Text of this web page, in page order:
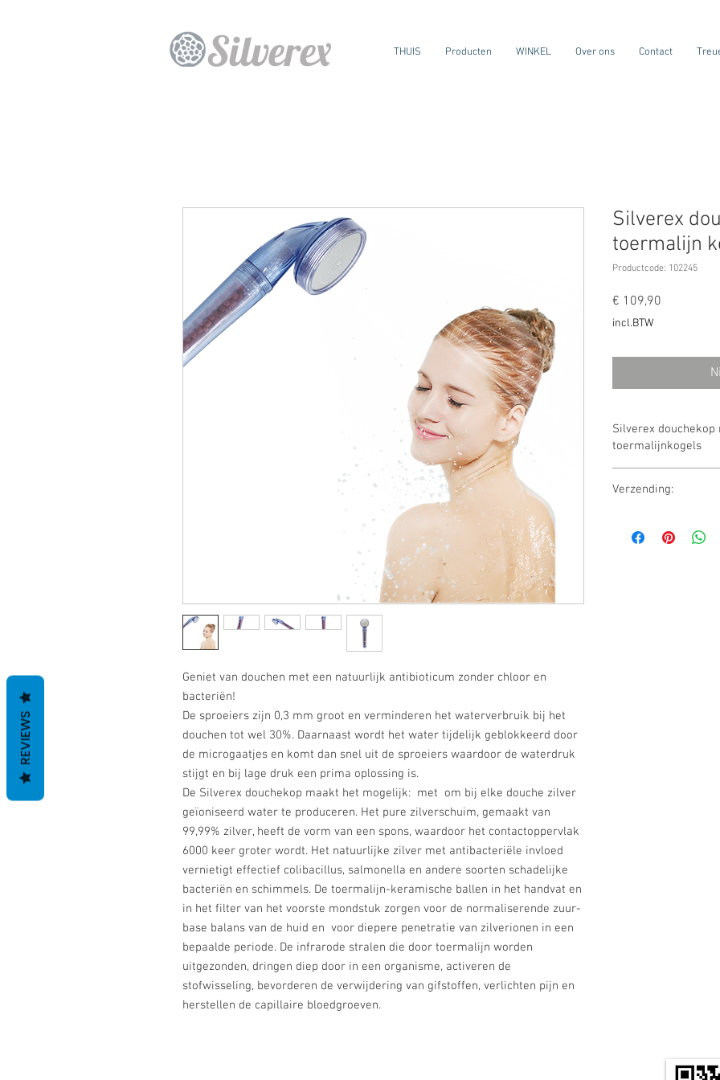
Silverex THUIS Producten WINKEL Over ons Contact
Geniet van douchen met een natuurlijk antibioticum zonder chloor en
bacteriën!
De sproeiers zijn 0,3 mm groot en verminderen het waterverbruik bij het
douchen tot wel 30%. Daarnaast wordt het water tijdelijk geblokkeerd door
de microgaatjes en komt dan snel uit de sproeiers waardoor de waterdruk
stijgt en bij lage druk een prima oplossing is.
De Silverex douchekop maakt het mogelijk: met om bij elke douche zilver
geïoniseerd water te produceren. Het pure zilverschuim, gemaakt van
99,99% zilver, heeft de vorm van een spons, waardoor het contactoppervlak
6000 keer groter wordt. Het natuurlijke zilver met antibacteriële invloed
vernietigt effectief colibacillus, salmonella en andere soorten schadelijke
bacteriën en schimmels. De toermalijn-keramische ballen in het handvat en
in het filter van het voorste mondstuk zorgen voor de normaliserende zuur-
base balans van de huid en voor diepere penetratie van zilverionen in een
bepaalde periode. De infrarode stralen die door toermalijn worden
uitgezonden, dringen diep door in een organisme, activeren de
stofwisseling, bevorderen de verwijdering van gifstoffen, verlichten pijn en
herstellen de capillaire bloedgroeven.
Silverex
toermalijn
Productcode: 102245
€ 109,90
incl.BTW
Silverex
toermalijnkogels
keramische bollen,
Gewicht: 299 G
Verzending:
REVIEWS